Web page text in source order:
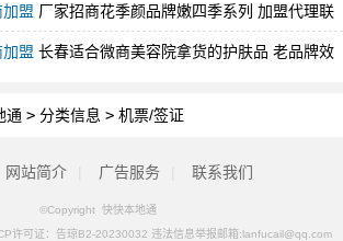
盟 厂家招商花季颜品牌嫩四季系列 加盟代理联
盟 长春适合微商美容院拿货的护肤品 老品牌效
通 > 分类信息 > 机票/签证
网站简介 广告服务 联系我们
©Copyright 快快本地通
许可证：告琼B2-20230032 违法信息举报邮箱:lanfucail@qq.com